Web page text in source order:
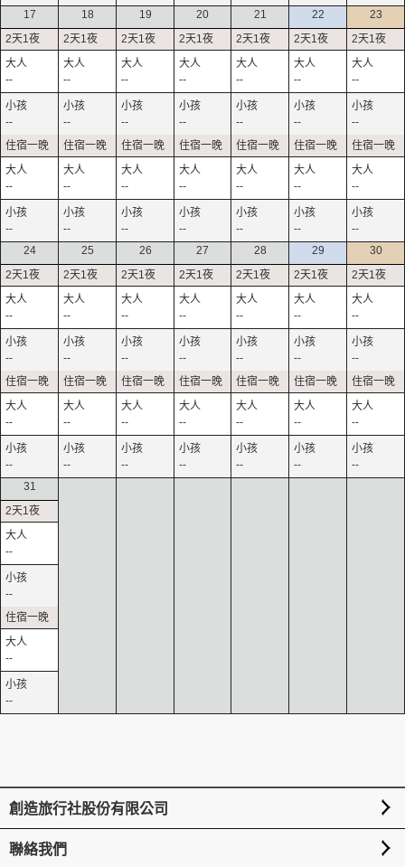
17
--
--
--
--
18
--
--
--
--
19
--
--
--
--
20
--
--
--
--
21
--
--
--
--
22
--
--
--
--
23
--
--
--
--
24
--
--
--
--
25
--
--
--
--
26
--
--
--
--
27
--
--
--
--
28
--
--
--
--
29
--
--
--
--
30
--
--
--
--
31
--
--
--
--
創造旅行社股份有限公司
聯絡我們